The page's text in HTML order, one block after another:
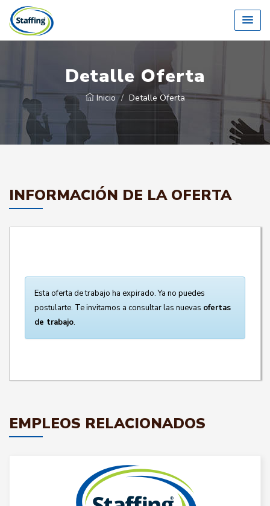
Detalle Oferta
Inicio Detalle Oferta
INFORMACIÓN DE LA OFERTA
Esta oferta de trabajo ha expirado. Ya no puedes
postularte. Te invitamos a consultar las nuevas ofertas
de trabajo.
EMPLEOS RELACIONADOS